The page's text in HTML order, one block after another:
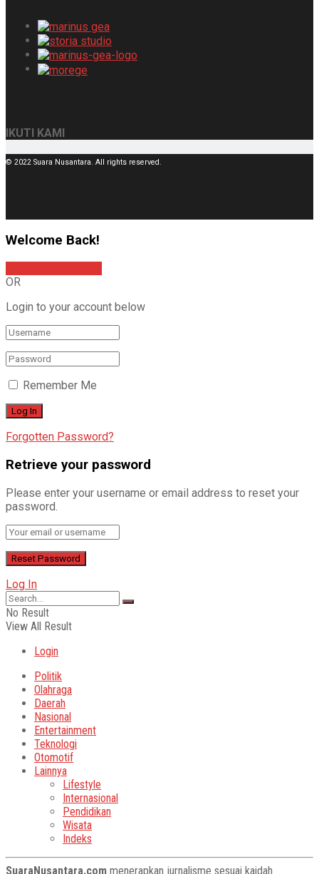
IKUTI KAMI
© 2022 Suara Nusantara. All rights reserved.
Welcome Back!
OR
Login to your account below
Remember Me
Forgotten Password?
Retrieve your password
Please enter your username or email address to reset your
password.
Log In
No Result
View All Result
Login
Politik
Olahraga
Daerah
Nasional
Entertainment
Teknologi
Otomotif
Lainnya
Lifestyle
Internasional
Pendidikan
Wisata
Indeks
SuaraNusantara.com menerapkan jurnalisme sesuai kaidah